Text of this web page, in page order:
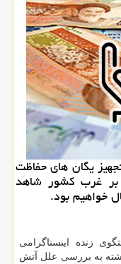
یگان های حفاظت
بر غرب كشور شاهد
بود.
زنده اینستاگرامی
به بررسی علل آتش